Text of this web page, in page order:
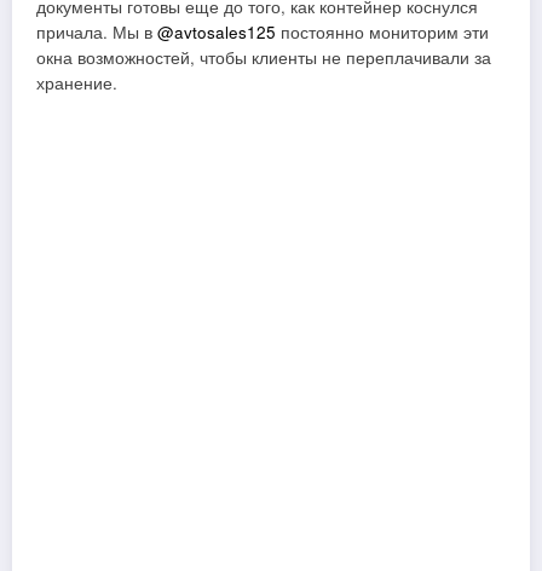
документы готовы еще до того, как контейнер коснулся
причала. Мы в @avtosales125 постоянно мониторим эти
окна возможностей, чтобы клиенты не переплачивали за
хранение.